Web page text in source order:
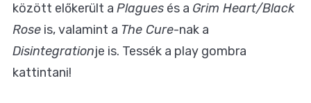
között előkerült a Plagues és a Grim Heart/Black
Rose is, valamint a The Cure-nak a
Disintegrationje is. Tessék a play gombra
kattintani!